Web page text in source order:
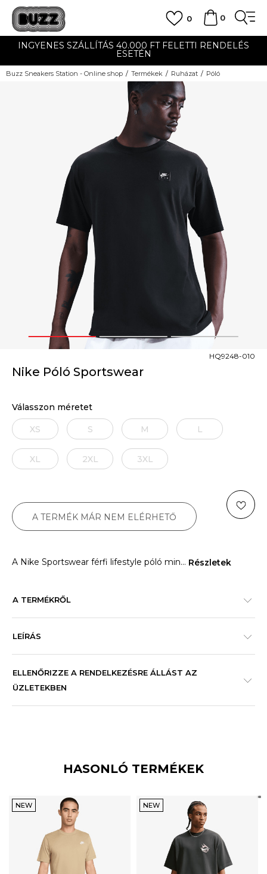
0
0
INGYENES SZÁLLÍTÁS 40.000 FT FELETTI RENDELÉS
ESETÉN
Buzz Sneakers Station - Online shop Termékek Ruházat Póló
1 2 3
Nike Póló Sportswear
HQ9248-010
Válasszon méretet
XS S M L
XL 2XL 3XL
A TERMÉK MÁR NEM ELÉRHETŐ
A Nike Sportswear férfi lifestyle póló min... Részletek
A TERMÉKRŐL
LEÍRÁS
ELLENŐRIZZE A RENDELKEZÉSRE ÁLLÁST AZ
ÜZLETEKBEN
HASONLÓ TERMÉKEK
NEW NEW